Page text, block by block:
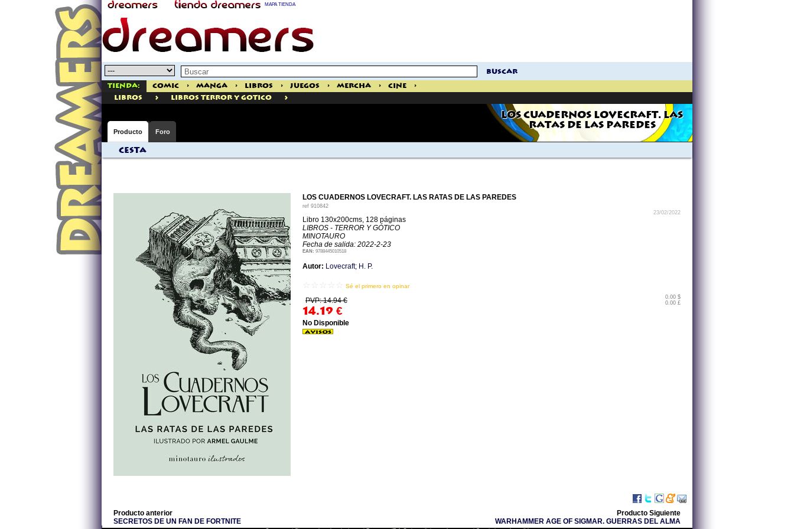
MAPA TIENDA
buscar
Tienda: Comic > Manga > Libros > Juegos > Mercha > Cine
>
libros
> Libros Terror Y Gotico >
LOS CUADERNOS LOVECRAFT. LAS
RATAS DE LAS PAREDES
Producto Foro
Cesta
LOS CUADERNOS LOVECRAFT. LAS RATAS DE LAS PAREDES
ref 910842
23/02/2022
Libro 130x200cms, 128 páginas
LIBROS - TERROR Y GÓTICO
MINOTAURO
Fecha de salida: 2022-2-23
EAN: 9788445010518
Autor: Lovecraft; H. P.
Sé el primero en opinar
PVP: 14.94 €
14.19 €
0.00 $
0.00 £
No Disponible
Producto anterior
SECRETOS DE UN FAN DE FORTNITE
Producto Siguiente
WARHAMMER AGE OF SIGMAR. GUERRAS DEL ALMA